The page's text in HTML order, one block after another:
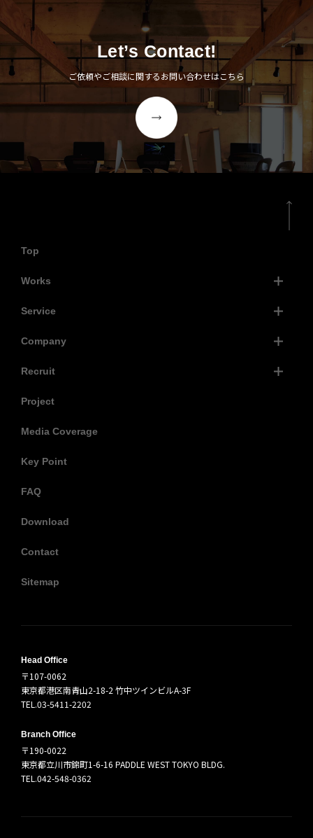
Let’s Contact!
ご依頼やご相談に関するお問い合わせはこちら
Top
Works
Service
Company
Recruit
Project
Media Coverage
Key Point
FAQ
Download
Contact
Sitemap
Head Office
〒107-0062
東京都港区南青山2-18-2 竹中ツインビルA-3F
TEL.03-5411-2202
Branch Office
〒190-0022
東京都立川市錦町1-6-16 PADDLE WEST TOKYO BLDG.
TEL.042-548-0362